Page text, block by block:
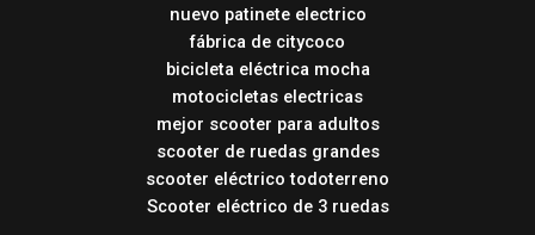
nuevo patinete electrico
fábrica de citycoco
bicicleta eléctrica mocha
motocicletas electricas
mejor scooter para adultos
scooter de ruedas grandes
scooter eléctrico todoterreno
Scooter eléctrico de 3 ruedas